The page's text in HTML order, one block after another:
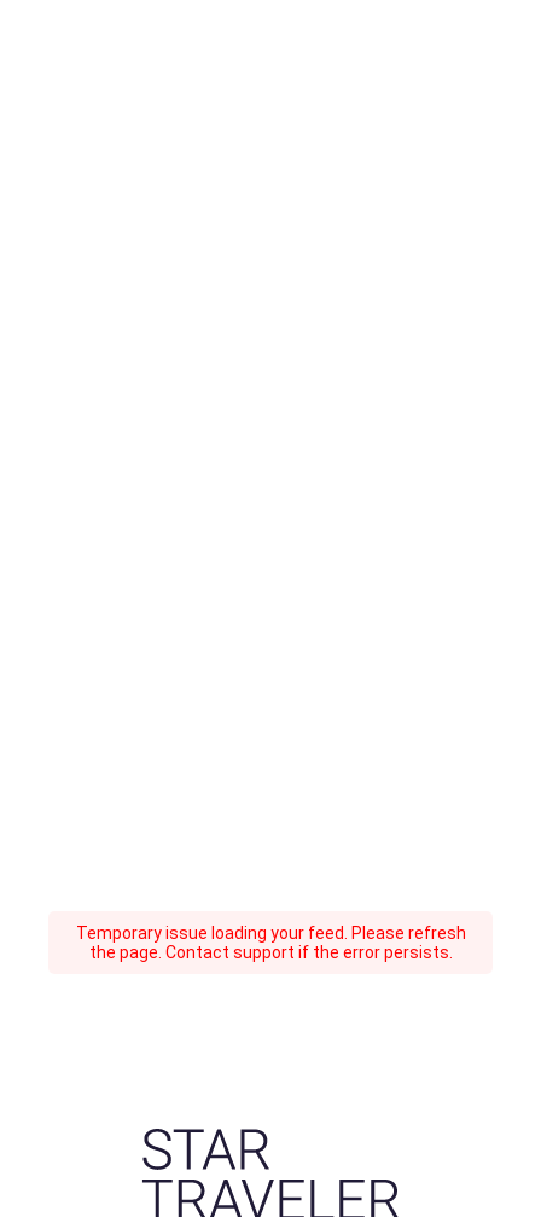
Temporary issue loading your feed. Please refresh
the page. Contact support if the error persists.